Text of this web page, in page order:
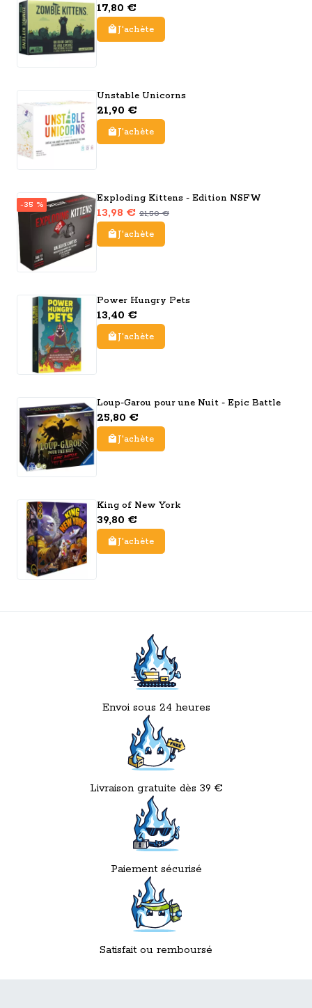
17,80 €
J'achète
Unstable Unicorns
21,90 €
J'achète
-35 %
Exploding Kittens - Edition NSFW
13,98 € 21,50 €
J'achète
Power Hungry Pets
13,40 €
J'achète
Loup-Garou pour une Nuit - Epic Battle
25,80 €
J'achète
King of New York
39,80 €
J'achète
Envoi sous 24 heures
Livraison gratuite dès 39 €
Paiement sécurisé
Satisfait ou remboursé